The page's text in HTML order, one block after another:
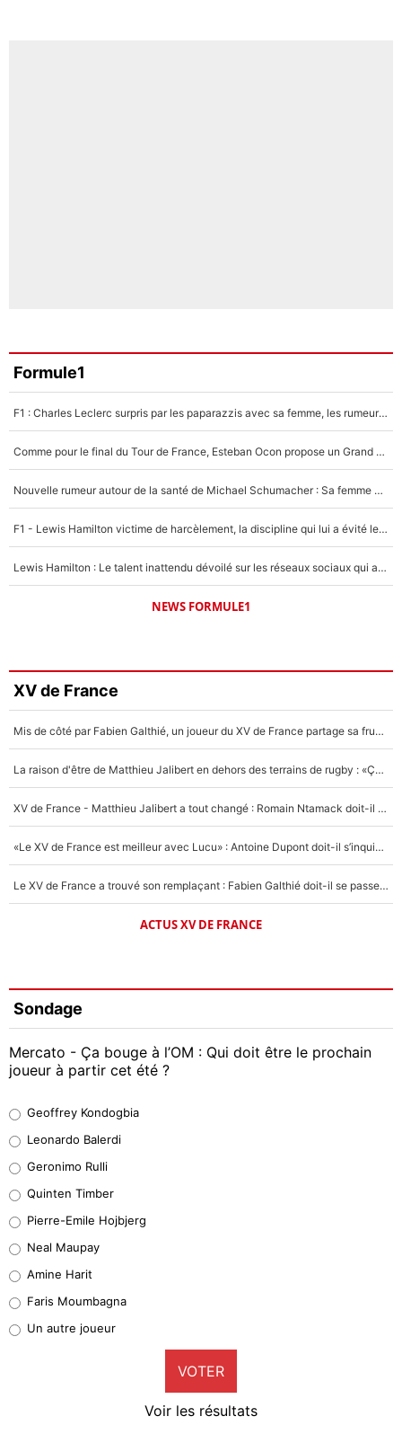
Formule1
F1 : Charles Leclerc surpris par les paparazzis avec sa femme, les rumeurs étaient vraies !
Comme pour le final du Tour de France, Esteban Ocon propose un Grand Prix de Formule 1 à Paris : «Autour de l’Arc de Triomphe, ce serait génial» !
Nouvelle rumeur autour de la santé de Michael Schumacher : Sa femme Corinna sort du silence
F1 - Lewis Hamilton victime de harcèlement, la discipline qui lui a évité le pire : «J'aurais probablement mal tourné»
Lewis Hamilton : Le talent inattendu dévoilé sur les réseaux sociaux qui a impressionné Kim Kardashian pendant leurs vacances en amoureux !
NEWS FORMULE1
XV de France
Mis de côté par Fabien Galthié, un joueur du XV de France partage sa frustration : «ils ne me l’ont pas dit tout de suite»
La raison d'être de Matthieu Jalibert en dehors des terrains de rugby : «Ça m'atteint autant que si tu touches à un membre de ma famille»
XV de France - Matthieu Jalibert a tout changé : Romain Ntamack doit-il s’inquiéter pour sa place à un an de la Coupe du monde ?
«Le XV de France est meilleur avec Lucu» : Antoine Dupont doit-il s’inquiéter pour sa place ?
Le XV de France a trouvé son remplaçant : Fabien Galthié doit-il se passer d'Antoine Dupont ?
ACTUS XV DE FRANCE
Sondage
Mercato - Ça bouge à l’OM : Qui doit être le prochain
joueur à partir cet été ?
38%
32%
4%
1%
9%
Geoffrey Kondogbia
Leonardo Balerdi
Geronimo Rulli
Quinten Timber
Pierre-Emile Hojbjerg
Neal Maupay
Amine Harit
Faris Moumbagna
Un autre joueur
VOTER
Voir les résultats